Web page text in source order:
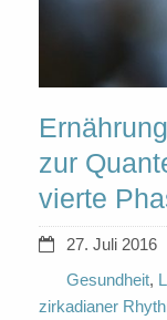
zur
vierte
27. Juli 2016
Gesundheit,
zirkadianer